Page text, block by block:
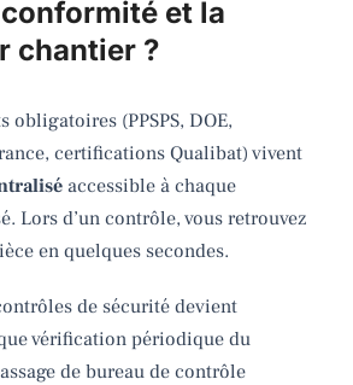
et la
chantier ?
obligatoires (PPSPS, DOE,
certifications Qualibat) vivent
accessible à chaque
Lors d’un contrôle, vous retrouvez
en quelques secondes.
de sécurité devient
vérification périodique du
de bureau de contrôle